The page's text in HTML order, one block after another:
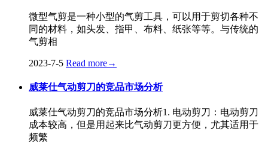
微型气剪是一种小型的气剪工具，可以用于剪切各种不
同的材料，如头发、指甲、布料、纸张等等。与传统的
气剪相
2023-7-5 Read more→
威莱仕气动剪刀的竞品市场分析
威莱仕气动剪刀的竞品市场分析1. 电动剪刀：电动剪刀
成本较高，但是用起来比气动剪刀更方便，尤其适用于
频繁